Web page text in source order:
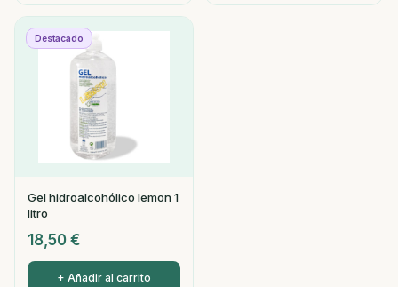
Destacado
Gel hidroalcohólico lemon 1
litro
18,50 €
+ Añadir al carrito